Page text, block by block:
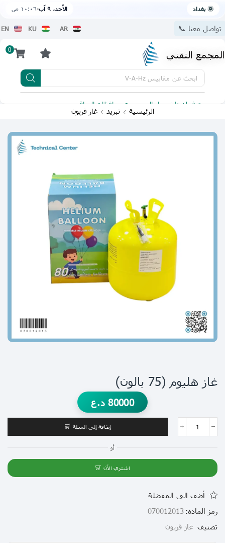
🌞 بغداد الأحد، ٩ آب ١٠:٠٦ ص
تواصل معنا 📞 AR
KU
EN
المجمع التقني 0
ابحث عن مقاييس V-A-Hz
يتوفر لدينا توصيل الى جميع محافظات العراق
الرئيسية تبريد غاز فريون
غاز هليوم (75 بالون)
80000 د.ع
إضافة إلى السلة
أو
اشتري الآن
أضف الى المفضلة
رمز المادة: 070012013
تصنيف غاز فريون